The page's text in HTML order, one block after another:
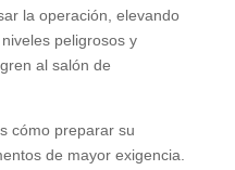
la operación, elevando
peligrosos y
al salón de
cómo preparar su
de mayor exigencia.